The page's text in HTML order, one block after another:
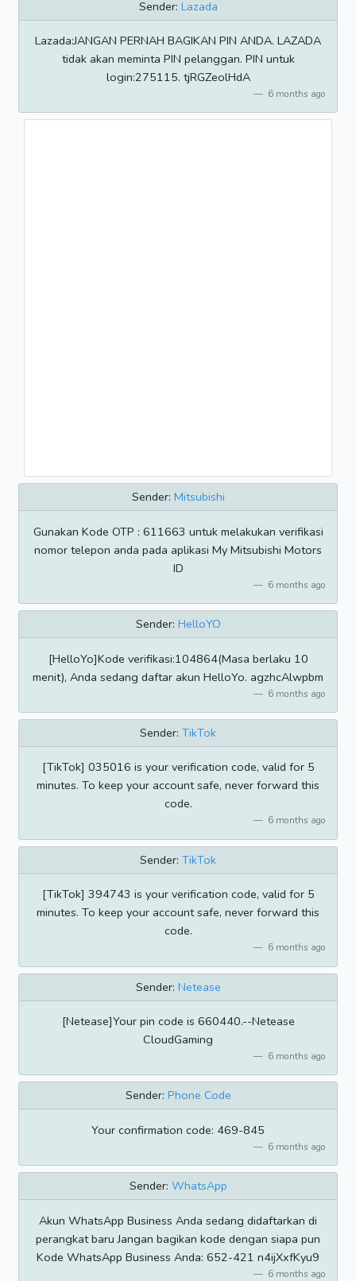
Sender: Lazada
Lazada:JANGAN PERNAH BAGIKAN PIN ANDA. LAZADA
tidak akan meminta PIN pelanggan. PIN untuk
login:275115. tjRGZeolHdA
6 months ago
Sender: Mitsubishi
Gunakan Kode OTP : 611663 untuk melakukan verifikasi
nomor telepon anda pada aplikasi My Mitsubishi Motors
ID
6 months ago
Sender: HelloYO
[HelloYo]Kode verifikasi:104864(Masa berlaku 10
menit), Anda sedang daftar akun HelloYo. agzhcAlwpbm
6 months ago
Sender: TikTok
[TikTok] 035016 is your verification code, valid for 5
minutes. To keep your account safe, never forward this
code.
6 months ago
Sender: TikTok
[TikTok] 394743 is your verification code, valid for 5
minutes. To keep your account safe, never forward this
code.
6 months ago
Sender: Netease
[Netease]Your pin code is 660440.--Netease
CloudGaming
6 months ago
Sender: Phone Code
Your confirmation code: 469-845
6 months ago
Sender: WhatsApp
Akun WhatsApp Business Anda sedang didaftarkan di
perangkat baru Jangan bagikan kode dengan siapa pun
Kode WhatsApp Business Anda: 652-421 n4ijXxfKyu9
6 months ago